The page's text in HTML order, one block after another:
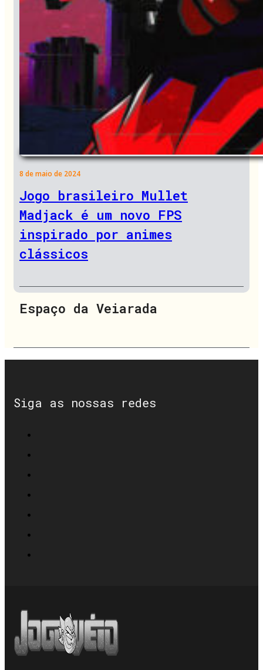
8 de maio de 2024
Jogo brasileiro Mullet
Madjack é um novo FPS
inspirado por animes
clássicos
Espaço da Veiarada
Siga as nossas redes